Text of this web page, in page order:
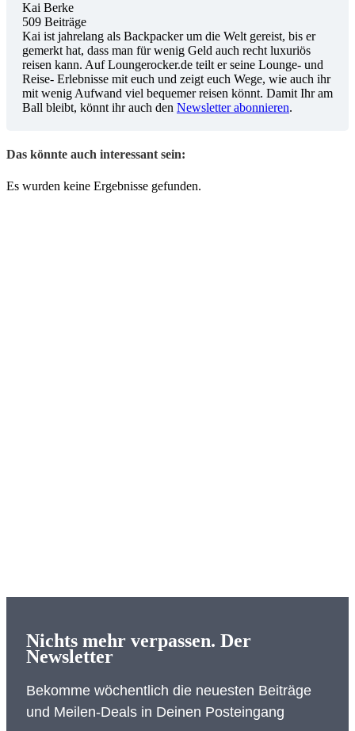
Kai Berke
509 Beiträge
Kai ist jahrelang als Backpacker um die Welt gereist, bis er
gemerkt hat, dass man für wenig Geld auch recht luxuriös
reisen kann. Auf Loungerocker.de teilt er seine Lounge- und
Reise- Erlebnisse mit euch und zeigt euch Wege, wie auch ihr
mit wenig Aufwand viel bequemer reisen könnt. Damit Ihr am
Ball bleibt, könnt ihr auch den Newsletter abonnieren.
Das könnte auch interessant sein:
Es wurden keine Ergebnisse gefunden.
Nichts mehr verpassen. Der
Newsletter
Bekomme wöchentlich die neuesten Beiträge
und Meilen-Deals in Deinen Posteingang